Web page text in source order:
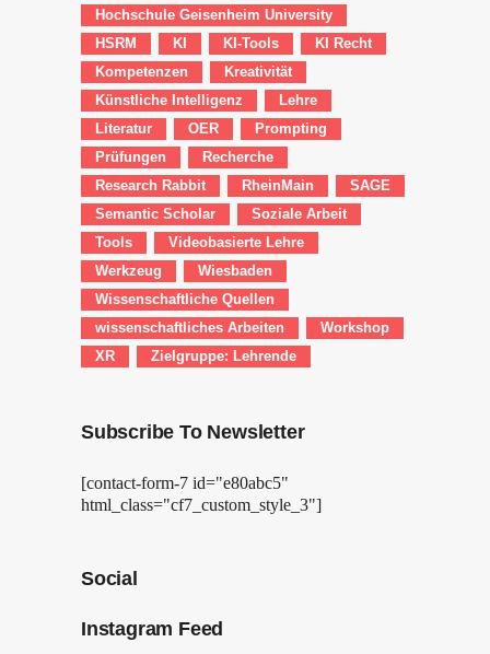
Hochschule Geisenheim University
HSRM
KI KI-Tools
KI Recht
Kompetenzen
Kreativität
Künstliche Intelligenz
Lehre
Literatur
OER
Prompting
Prüfungen
Recherche
Research Rabbit
RheinMain
SAGE
Semantic Scholar
Soziale Arbeit
Tools
Videobasierte Lehre
Werkzeug
Wiesbaden
Wissenschaftliche Quellen
wissenschaftliches Arbeiten
Workshop
XR
Zielgruppe: Lehrende
Subscribe To Newsletter
[contact-form-7 id="e80abc5"
html_class="cf7_custom_style_3"]
Social
Instagram Feed